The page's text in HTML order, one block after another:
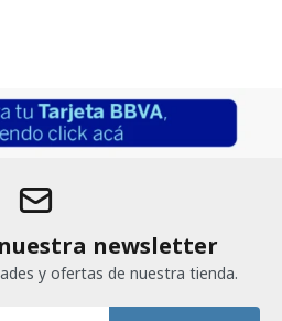
newsletter
y ofertas de nuestra tienda.